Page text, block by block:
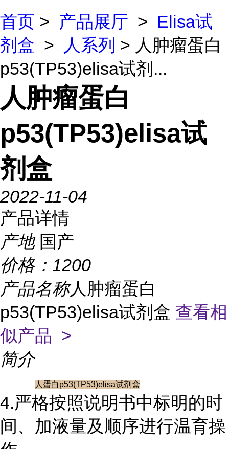
首页 > 产品展厅 > Elisa试
剂盒 > 人系列 > 人肿瘤蛋白
p53(TP53)elisa试剂...
人肿瘤蛋白
p53(TP53)elisa试
剂盒
2022-11-04
产品详情
产地 国产
价格： 1200
产品名称人肿瘤蛋白
p53(TP53)elisa试剂盒 查看相
似产品 >
简介
人蛋白p53(TP53)elisa试剂盒
4.严格按照说明书中标明的时
间、加液量及顺序进行温育操